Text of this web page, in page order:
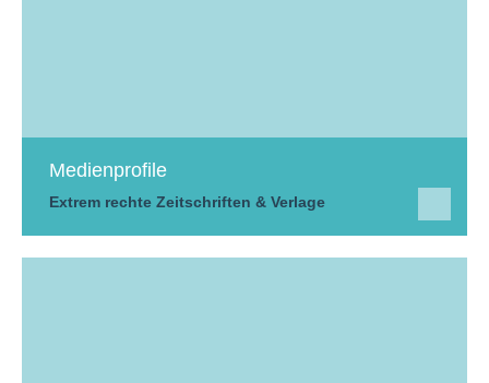
Medienprofile
Extrem rechte Zeitschriften & Verlage